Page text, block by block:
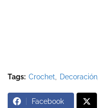
Tags: Crochet Decoración
Facebook